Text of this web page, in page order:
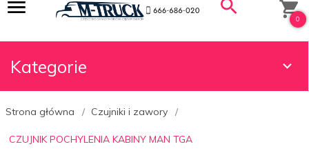
0
Kategorie
Strona główna Czujniki i zawory
CZUJNIK POCHYLENIA KABINY MAN TGA